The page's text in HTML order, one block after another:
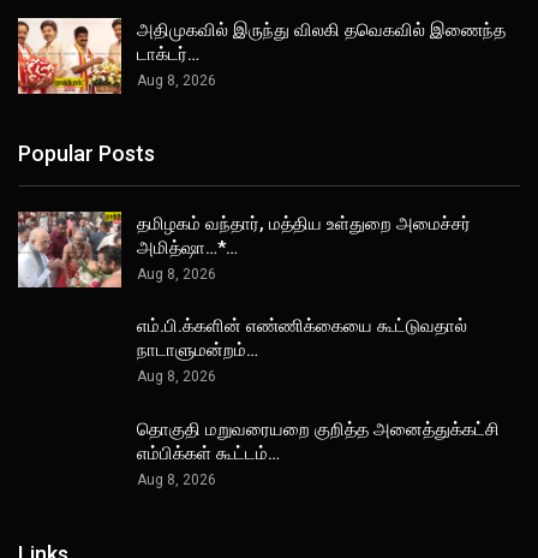
அதிமுகவில் இருந்து விலகி தவெகவில் இணைந்த
டாக்டர்…
Aug 8, 2026
Popular Posts
தமிழகம் வந்தார், மத்திய உள்துறை அமைச்சர்
அமித்ஷா…*…
Aug 8, 2026
எம்.பி.க்களின் எண்ணிக்கையை கூட்டுவதால்
நாடாளுமன்றம்…
Aug 8, 2026
தொகுதி மறுவரையறை குறித்த அனைத்துக்கட்சி
எம்பிக்கள் கூட்டம்…
Aug 8, 2026